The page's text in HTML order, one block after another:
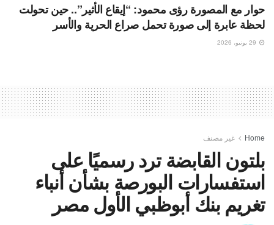
حوار مع المصورة رؤى محمود: “إيقاع الأثير”.. حين تحولت
لحظة عابرة إلى صورة تحمل صراع الحرية والأسر
Home غير مصنف
بلتون القابضة ترد رسميًا على
استفسارات البورصة بشأن أنباء
تغريم بنك أبوظبي الأول مصر